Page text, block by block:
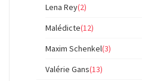
Lena Rey(2)
Malédicte(12)
Maxim Schenkel(3)
Valérie Gans(13)